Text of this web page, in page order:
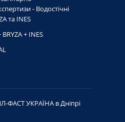
- Водостічні
та INES
+ INES
ФАСТ УКРАЇНА в Дніпрі